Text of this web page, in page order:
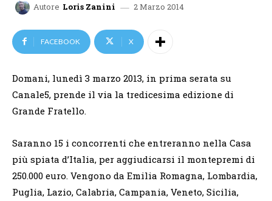
Autore Loris Zanini 2 Marzo 2014
FACEBOOK X
Domani, lunedì 3 marzo 2013, in prima serata su
Canale5, prende il via la tredicesima edizione di
Grande Fratello.
Saranno 15 i concorrenti che entreranno nella Casa
più spiata d’Italia, per aggiudicarsi il montepremi di
250.000 euro. Vengono da Emilia Romagna, Lombardia,
Puglia, Lazio, Calabria, Campania, Veneto, Sicilia,